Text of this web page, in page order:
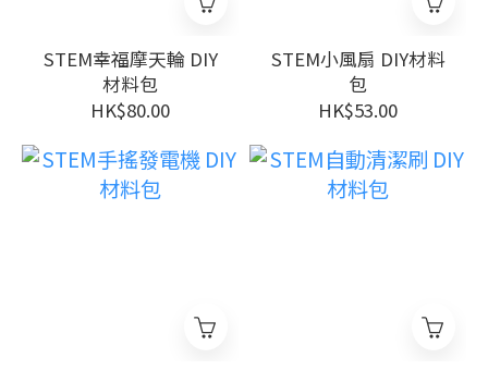
STEM幸福摩天輪 DIY
材料包
HK$80.00
STEM小風扇 DIY材料
包
HK$53.00